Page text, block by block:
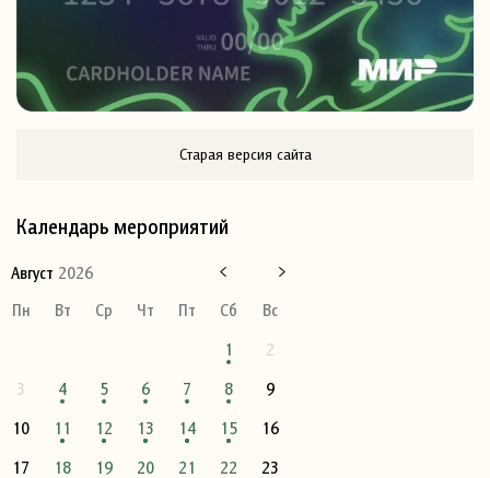
Старая версия сайта
Календарь мероприятий
Август 2026
Пн
Вт Ср Чт Пт Сб
Вс
1
2
3
4 5 6 7 8
9
10
11 12 13 14 15
16
17
18 19 20 21 22
23